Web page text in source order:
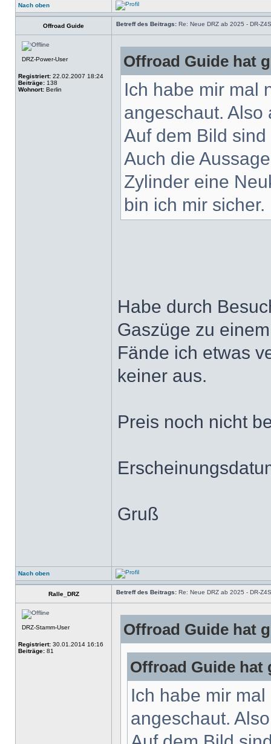
Nach oben
Offroad Guide Betreff des Beitrags: Re: Neue DRZ ab 2025 - DR-
DRZ-Power-User
Registriert: 22.02.2007 18:24
Beiträge: 138
Wohnort: Berlin
Offroad Guide hat
Ich habe mir mal
angeschaut.
Auf dem Bild
Auch die
Zylinder eine
bin ich mir sicher.
Habe durch
Gaszüge zu
Fände ich etwas
keiner aus.
Preis noch nicht
Gruß
Nach oben
Ralle_DRZ Betreff des Beitrags: Re: Neue DRZ ab 2025 - DR-
DRZ-Stamm-User
Registriert: 30.01.2014 16:16
Beiträge: 81
Offroad Guide hat
Offroad Guide hat
Ich habe mir
angeschaut.